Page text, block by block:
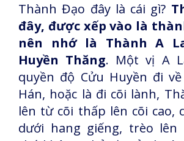
Thành Đạo đây là cái gì?
đây, được xếp vào là
nên nhớ là Thành A
Huyền Thăng. Một vị A
quyền độ Cửu Huyền đi
Hán, hoặc là đi cõi lành,
lên từ cõi thấp lên cõi cao,
dưới hang giếng, trèo lên